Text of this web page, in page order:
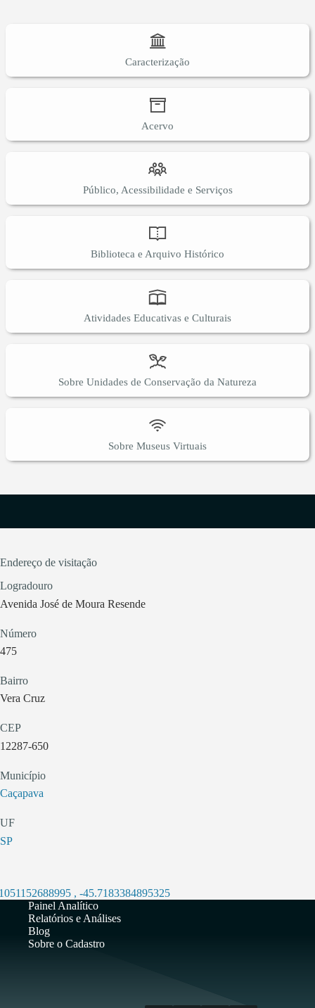
Caracterização
Acervo
Público, Acessibilidade e Serviços
Biblioteca e Arquivo Histórico
Atividades Educativas e Culturais
Sobre Unidades de Conservação da Natureza
Sobre Museus Virtuais
Endereço de visitação
Logradouro
Avenida José de Moura Resende
Número
475
Bairro
Vera Cruz
CEP
12287-650
Município
Caçapava
UF
SP
, -45.7183384895325
Painel Analítico
Relatórios e Análises
Blog
Sobre o Cadastro